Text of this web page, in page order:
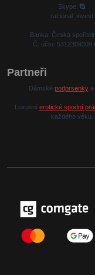
Skype:
racional_invest
Banka: Česká
Č. účtu: 5312309309
Partneři
Dámské podprsenkya
Luxusní erotické spodní
každého věku.